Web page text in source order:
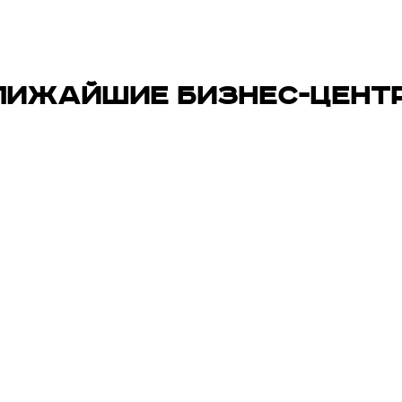
БИЗНЕС-